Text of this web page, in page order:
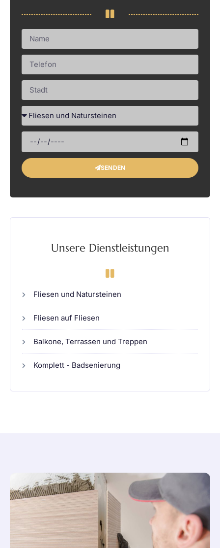
SENDEN
Unsere Dienstleistungen​
Fliesen und Natursteinen​
Fliesen auf Fliesen​
Balkone, Terrassen und Treppen​
Komplett - Badsenierung​